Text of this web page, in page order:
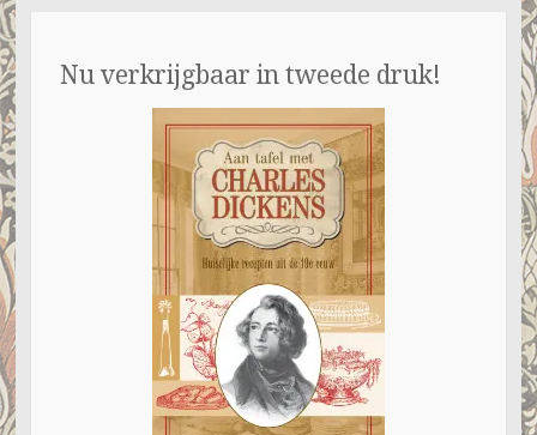
Nu verkrijgbaar in tweede druk!